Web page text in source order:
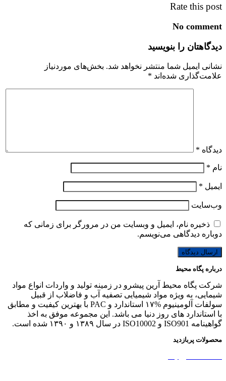
Rate this post
No comment
دیدگاهتان را بنویسید
نشانی ایمیل شما منتشر نخواهد شد. بخش‌های موردنیاز
علامت‌گذاری شده‌اند *
دیدگاه *
نام *
ایمیل *
وب‌سایت
ذخیره نام، ایمیل و وبسایت من در مرورگر برای زمانی که
دوباره دیدگاهی می‌نویسم.
درباره پگاه محیط
شرکت پگاه محیط آرین پیشرو در زمینه تولید و واردات انواع مواد
شیمایی، به ویژه مواد شیمیایی تصفیه آب و فاضلاب از قبیل
سولفات آلومینیوم %۱۷ استاندارد و PAC با بهترین کیفیت و مطابق
با استاندارد های روز دنیا می باشد. این مجموعه موفق به اخذ
گواهینامه ISO901 و ISO10002 در سال ۱۳۸۹ و ۱۳۹۰ شده است.
محصولات پربازدید